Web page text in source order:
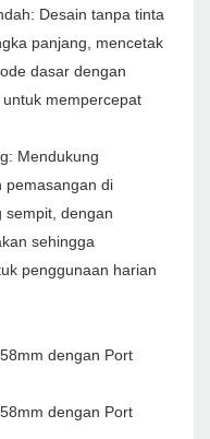
Desain tanpa tinta
panjang, mencetak
dasar dengan
mempercepat
Mendukung
pemasangan di
sempit, dengan
sehingga
penggunaan harian